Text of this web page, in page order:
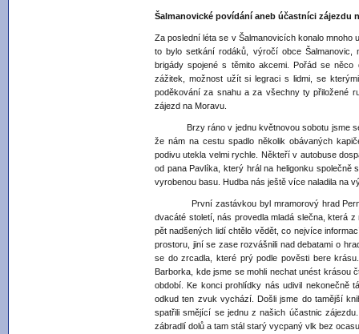
Šalmanovické povídání aneb účastníci zájezdu
Za poslední léta se v Šalmanovicích konalo
to bylo setkání rodáků, výročí obce Šalmanovic,
brigády spojené s těmito akcemi. Pořád se
zážitek, možnost užít si legraci s lidmi, se
poděkování za snahu a za všechny ty přiložené
zájezd na Moravu.
Brzy ráno v jednu květnovou sobotu jsme se
že nám na cestu spadlo několik obávaných
podivu utekla velmi rychle. Někteří v autobuse
od pana Pavlíka, který hrál na heligonku
vyrobenou basu. Hudba nás ještě více naladila na
První zastávkou byl mramorový hrad
dvacáté století, nás provedla mladá slečna, která
pět nadšených lidí chtělo vědět, co nejvíce
prostoru, jiní se zase rozvášnili nad debatami o
se do zrcadla, které prý podle pověsti bere
Barborka, kde jsme se mohli nechat unést
období. Ke konci prohlídky nás udivil nekonečně
odkud ten zvuk vychází. Došli jsme do tamější
spatřili smějící se jednu z našich účastnic
zábradlí dolů a tam stál starý vycpaný vlk bez